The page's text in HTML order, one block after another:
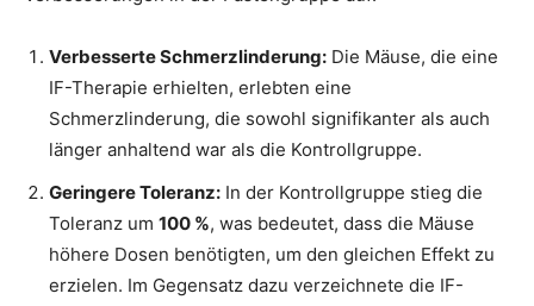
Verbesserte Schmerzlinderung: Die Mäuse, die eine
IF-Therapie erhielten, erlebten eine
Schmerzlinderung, die sowohl signifikanter als auch
länger anhaltend war als die Kontrollgruppe.
Geringere Toleranz: In der Kontrollgruppe stieg die
Toleranz um 100 %, was bedeutet, dass die Mäuse
höhere Dosen benötigten, um den gleichen Effekt zu
erzielen. Im Gegensatz dazu verzeichnete die IF-